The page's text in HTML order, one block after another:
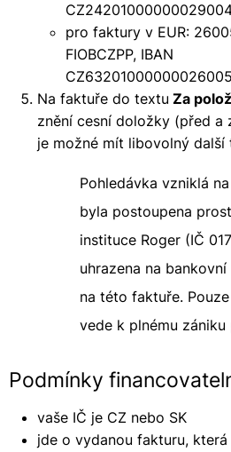
pro faktury v EUR:
FIOBCZPP, IBAN
Na faktuře do textu Za
znění cesní doložky (před
je možné mít libovolný další
Pohledávka vzniklá
byla postoupena
instituce Roger (IČ
uhrazena na
na této faktuře.
vede k plnému zániku
Podmínky
vaše IČ je CZ nebo SK
jde o vydanou fakturu, která